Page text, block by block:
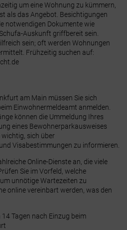
um eine Wohnung zu kümmern,
als das Angebot. Besichtigungen
notwendigen Dokumente wie
Auskunft griffbereit sein.
sein; oft werden Wohnungen
Frühzeitig suchen auf:
am Main müssen Sie sich
Einwohnermeldeamt anmelden.
können die Ummeldung Ihres
eines Bewohnerparkausweises
wichtig, sich über
Visabestimmungen zu informieren.
Online-Dienste an, die viele
Sie im Vorfeld, welche
unnötige Wartezeiten zu
online vereinbart werden, was den
Tagen nach Einzug beim